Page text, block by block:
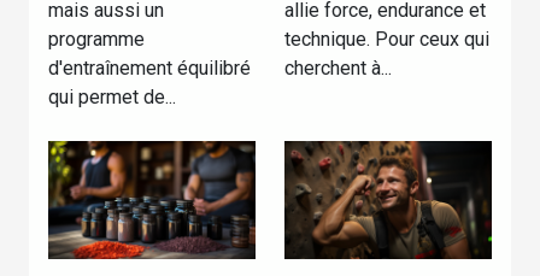
de boxe !
mais aussi un
programme
d'entraînement équilibré
qui permet de...
stratégies
d'entraînement
allie force, endurance et
technique. Pour ceux qui
cherchent à...